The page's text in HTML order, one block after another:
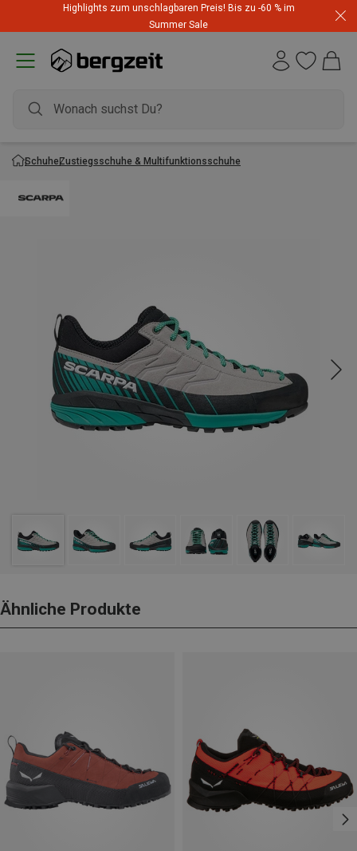
Highlights zum unschlagbaren Preis! Bis zu -60 % im
Summer Sale
SchuheZustiegsschuhe & Multifunktionsschuhe
Ähnliche Produkte